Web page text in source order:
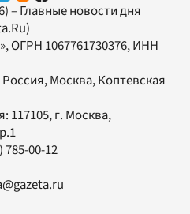
– Главные новости дня
, ОГРН 1067761730376, ИНН
Москва, Коптевская
117105, г. Москва,
785-00-12